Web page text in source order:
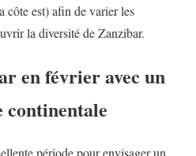
côte est) afin de varier les
la diversité de Zanzibar.
en février avec un
continentale
période pour envisager un